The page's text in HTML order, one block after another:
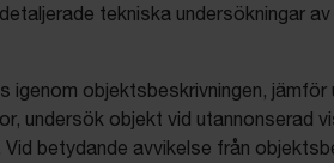
tekniska undersökningar
igenom objektsbeskrivningen,
undersök objekt vid utannonserad
Vid betydande avvikelse från